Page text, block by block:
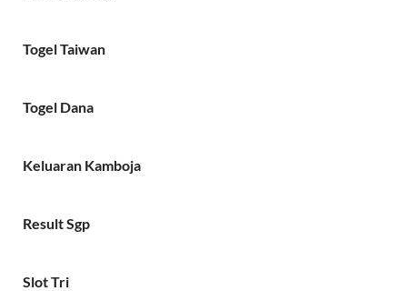
Togel Taiwan
Togel Dana
Keluaran Kamboja
Result Sgp
Slot Tri